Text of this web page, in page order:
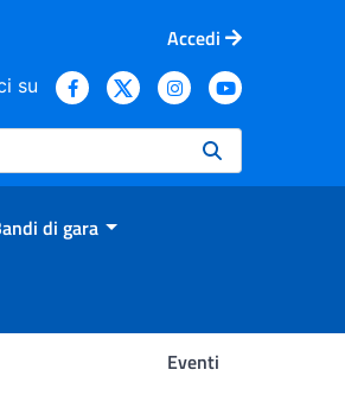
Accedi
su
di gara
Eventi